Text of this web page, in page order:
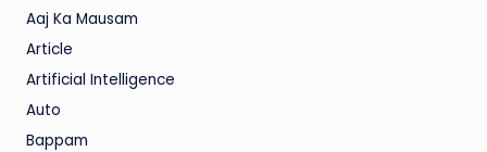
Aaj Ka Mausam
Article
Artificial Intelligence
Auto
Bappam